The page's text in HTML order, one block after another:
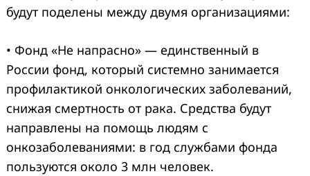
будут поделены между двумя организациями:
• Фонд «Не напрасно» — единственный в
России фонд, который системно занимается
профилактикой онкологических заболеваний,
снижая смертность от рака. Средства будут
направлены на помощь людям с
онкозаболеваниями: в год службами фонда
пользуются около 3 млн человек.